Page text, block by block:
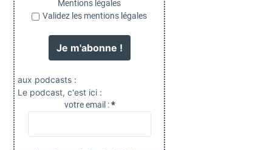
Mentions légales
Validez les mentions légales
aux podcasts :
Le podcast, c'est ici :
votre email :*